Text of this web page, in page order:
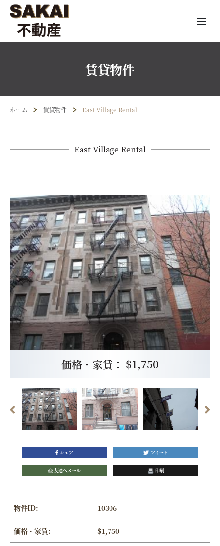
賃貸物件
ホーム 賃貸物件 East Village Rental
East Village Rental
価格・家賃： $1,750
シェア ツィート
友達へメール 印刷
物件ID: 10306
価格・家賃: $1,750